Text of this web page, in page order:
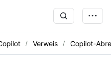
Verweis Copilot-